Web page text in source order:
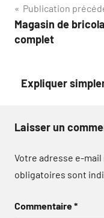
Navigation
de
Publication
Magasin de
complet
Expliquer
Laisser un
Votre adresse e-mail
obligatoires sont
Commentaire*